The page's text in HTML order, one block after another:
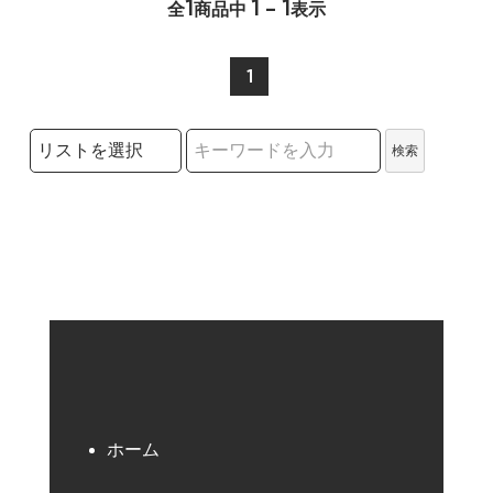
全1商品中 1 - 1表示
1
検索リストの選択
検索
ホーム